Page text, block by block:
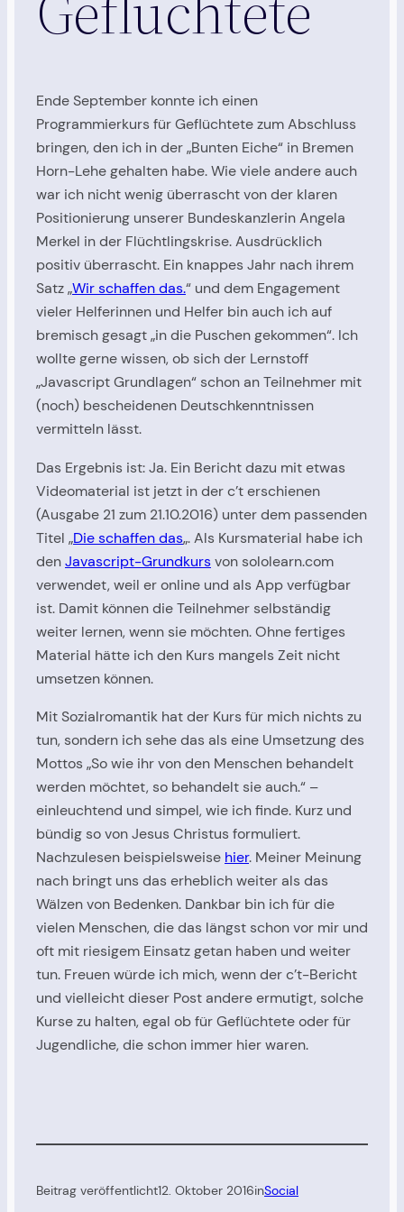
Ende September konnte ich einen
Programmierkurs für Geflüchtete zum Abschluss
bringen, den ich in der „Bunten Eiche“ in Bremen
Horn-Lehe gehalten habe. Wie viele andere auch
war ich nicht wenig überrascht von der klaren
Positionierung unserer Bundeskanzlerin Angela
Merkel in der Flüchtlingskrise. Ausdrücklich
positiv überrascht. Ein knappes Jahr nach ihrem
Satz „Wir schaffen das.“ und dem Engagement
vieler Helferinnen und Helfer bin auch ich auf
bremisch gesagt „in die Puschen gekommen“. Ich
wollte gerne wissen, ob sich der Lernstoff
„Javascript Grundlagen“ schon an Teilnehmer mit
(noch) bescheidenen Deutschkenntnissen
vermitteln lässt.
Das Ergebnis ist: Ja. Ein Bericht dazu mit etwas
Videomaterial ist jetzt in der c’t erschienen
(Ausgabe 21 zum 21.10.2016) unter dem passenden
Titel „Die schaffen das„. Als Kursmaterial habe ich
denJavascript-Grundkursvon sololearn.com
verwendet, weil er online und als App verfügbar
ist. Damit können die Teilnehmer selbständig
weiter lernen, wenn sie möchten. Ohne fertiges
Material hätte ich den Kurs mangels Zeit nicht
umsetzen können.
Mit Sozialromantik hat der Kurs für mich nichts zu
tun, sondern ich sehe das als eine Umsetzung des
Mottos „So wie ihr von den Menschen behandelt
werden möchtet, so behandelt sie auch.“ –
einleuchtend und simpel, wie ich finde. Kurz und
bündig so von Jesus Christus formuliert.
Nachzulesen beispielsweise hier. Meiner Meinung
nach bringt uns das erheblich weiter als das
Wälzen von Bedenken. Dankbar bin ich für die
vielen Menschen, die das längst schon vor mir und
oft mit riesigem Einsatz getan haben und weiter
tun. Freuen würde ich mich, wenn der c’t-Bericht
und vielleicht dieser Post andere ermutigt, solche
Kurse zu halten, egal ob für Geflüchtete oder für
Jugendliche, die schon immer hier waren.
Beitrag veröffentlicht12. Oktober 2016inSocial